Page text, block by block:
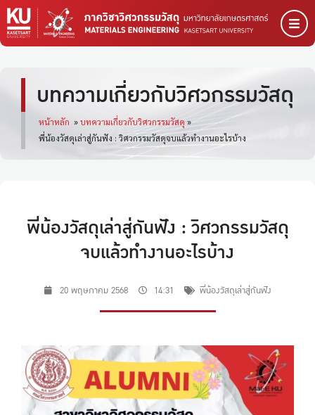
บทความเกี่ยวกับวิศวกรรมวัสดุ
หน้าหลัก »บทความเกี่ยวกับวิศวกรรมวัสดุ »
พี่น้องวัสดุเล่าสู่กันฟัง : วิศวกรรมวัสดุจบแล้วทำงานอะไรบ้าง
พี่น้องวัสดุเล่าสู่กันฟัง : วิศวกรรมวัสดุ
จบแล้วทำงานอะไรบ้าง
20 พฤษภาคม 2568 14:31 พี่น้องวัสดุเล่าสู่กันฟัง